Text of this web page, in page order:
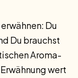
Du
Du brauchst
Aroma-
wert